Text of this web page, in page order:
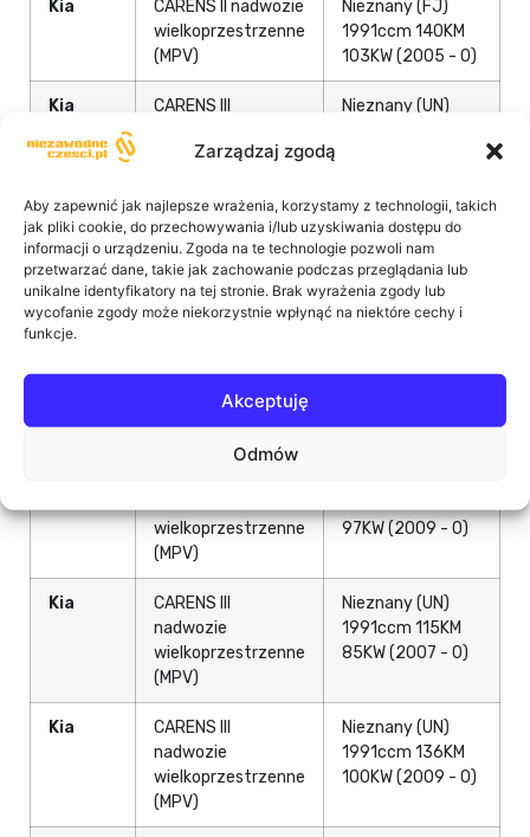
Zarządzaj zgodą
Aby zapewnić jak najlepsze wrażenia, korzystamy z technologii, takich
jak pliki cookie, do przechowywania i/lub uzyskiwania dostępu do
informacji o urządzeniu. Zgoda na te technologie pozwoli nam
przetwarzać dane, takie jak zachowanie podczas przeglądania lub
unikalne identyfikatory na tej stronie. Brak wyrażenia zgody lub
wycofanie zgody może niekorzystnie wpłynąć na niektóre cechy i
funkcje.
Akceptuję
Odmów
Kia
CARENS II nadwozie
wielkoprzestrzenne
(MPV)
Nieznany (FJ)
1991ccm 140KM
103KW (2005 - 0)
Kia
CARENS III
wielkoprzestrzenne
Nieznany (UN)
Kia
CARENS III
nadwozie
wielkoprzestrzenne
(MPV)
Nieznany (UN)
1582ccm 128KM
94KW (2010 - 0)
nadwozie
wielkoprzestrzenne
(MPV)
1591ccm 126KM
wielkoprzestrzenne
(MPV)
97KW (2009 - 0)
Kia
CARENS III
nadwozie
wielkoprzestrzenne
(MPV)
Nieznany (UN)
1991ccm 115KM
85KW (2007 - 0)
Kia
CARENS III
nadwozie
wielkoprzestrzenne
(MPV)
Nieznany (UN)
1991ccm 136KM
100KW (2009 - 0)